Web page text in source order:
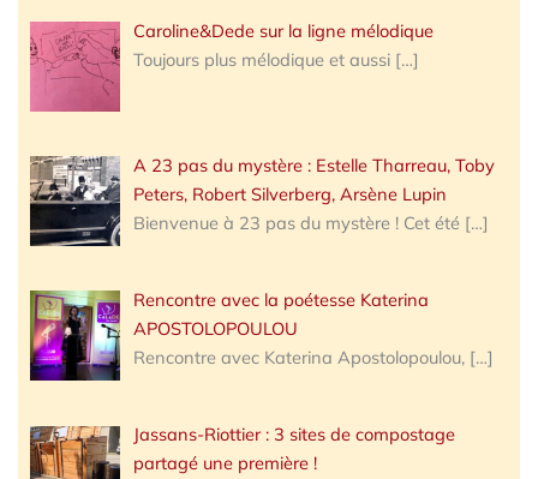
Caroline&Dede sur la ligne mélodique
Toujours plus mélodique et aussi […]
A 23 pas du mystère : Estelle Tharreau, Toby
Peters, Robert Silverberg, Arsène Lupin
Bienvenue à 23 pas du mystère ! Cet été […]
Rencontre avec la poétesse Katerina
APOSTOLOPOULOU
Rencontre avec Katerina Apostolopoulou, […]
Jassans-Riottier : 3 sites de compostage
partagé une première !